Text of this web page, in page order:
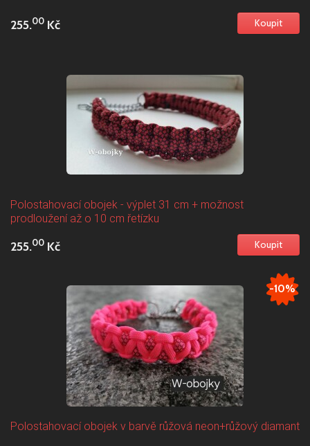
255.00 Kč
Polostahovací obojek - výplet 31 cm + možnost
prodloužení až o 10 cm řetízku
255.00 Kč
Polostahovací obojek v barvě růžová neon+růžový diamant
-10%